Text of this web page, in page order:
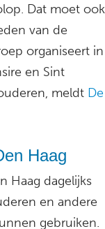
Dat moet ook
van de
organiseert in
en Sint
meldt De
Haag
Haag dagelijks
en andere
gebruiken.